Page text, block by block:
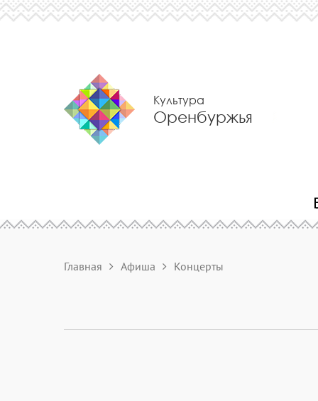
Культура
Оренбуржья
Главная Афиша Концерты